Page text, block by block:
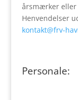
årsmærker eller
Henvendelser
kontakt@frv-
Personale: